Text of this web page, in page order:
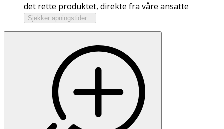
det rette produktet, direkte fra våre ansatte
Sjekker åpningstider...